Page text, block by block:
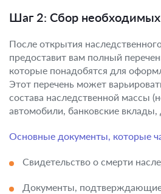
Шаг 2: Сбор
После открытия
предоставит вам полный
которые понадобятся для
Этот перечень может
состава наследственной массы
автомобили, банковские вклады,
Основные документы, которые
Свидетельство о смерти
Документы,